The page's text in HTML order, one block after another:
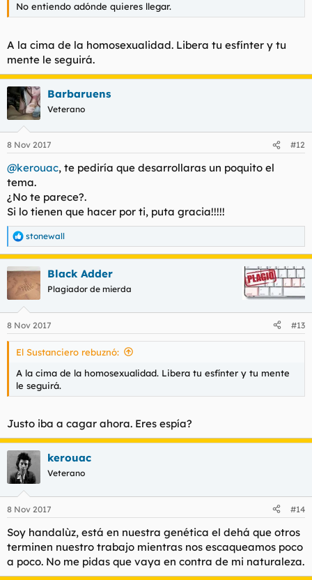
No entiendo adónde quieres llegar.
A la cima de la homosexualidad. Libera tu esfínter y tu
mente le seguirá.
Barbaruens
Veterano
8 Nov 2017 #12
@kerouac, te pediría que desarrollaras un poquito el
tema.
¿No te parece?.
Si lo tienen que hacer por ti, puta gracia!!!!!
R
e
a
c
c
e
s
stonewall
Black Adder
Plagiador de mierda
8 Nov 2017 #13
El Sustanciero rebuznó:
A la cima de la homosexualidad. Libera tu esfínter y tu mente
le seguirá.
Justo iba a cagar ahora. Eres espía?
kerouac
Veterano
8 Nov 2017 #14
Soy handalùz, está en nuestra genética el dehá que otros
terminen nuestro trabajo mientras nos escaqueamos poco
a poco. No me pidas que vaya en contra de mi naturaleza.